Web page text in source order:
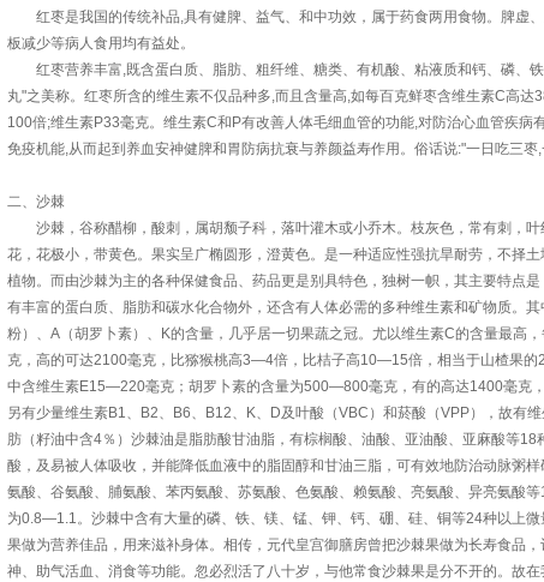
红枣是我国的传统补品,具有健脾、益气、和中功效，属于药食两用食物。脾虚
板减少等病人食用均有益处。
红枣营养丰富,既含蛋白质、脂肪、粗纤维、糖类、有机酸、粘液质和钙、磷、
丸"之美称。红枣所含的维生素不仅品种多,而且含量高,如每百克鲜枣含维生素C高
100倍;维生素P33毫克。维生素C和P有改善人体毛细血管的功能,对防治心血管疾病
免疫机能,从而起到养血安神健脾和胃防病抗衰与养颜益寿作用。俗话说:"一日吃三枣,
二、沙棘
沙棘，谷称醋柳，酸刺，属胡颓子科，落叶灌木或小乔木。枝灰色，常有刺，叶
花，花极小，带黄色。果实呈广椭圆形，澄黄色。是一种适应性强抗旱耐劳，不择
植物。而由沙棘为主的各种保健食品、药品更是别具特色，独树一帜，其主要特点
有丰富的蛋白质、脂肪和碳水化合物外，还含有人体必需的多种维生素和矿物质。
粉）、A（胡罗卜素）、K的含量，几乎居一切果蔬之冠。尤以维生素C的含量最高
克，高的可达2100毫克，比猕猴桃高3—4倍，比桔子高10—15倍，相当于山楂果的
中含维生素E15—220毫克；胡罗卜素的含量为500—800毫克，有的高达1400毫克
另有少量维生素B1、B2、B6、B12、K、D及叶酸（VBC）和菸酸（VPP），故有
肪（籽油中含4％）沙棘油是脂肪酸甘油脂，有棕榈酸、油酸、亚油酸、亚麻酸等
酸，及易被人体吸收，并能降低血液中的脂固醇和甘油三脂，可有效地防治动脉粥
氨酸、谷氨酸、脯氨酸、苯丙氨酸、苏氨酸、色氨酸、赖氨酸、亮氨酸、异亮氨酸
为0.8—1.1。沙棘中含有大量的磷、铁、镁、锰、钾、钙、硼、硅、铜等24种以上
果做为营养佳品，用来滋补身体。相传，元代皇宫御膳房曾把沙棘果做为长寿食品
神、助气活血、消食等功能。忽必烈活了八十岁，与他常食沙棘果是分不开的。故在